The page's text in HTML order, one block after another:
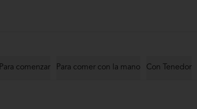
Para comenzar Para comer con la mano Con Tenedor